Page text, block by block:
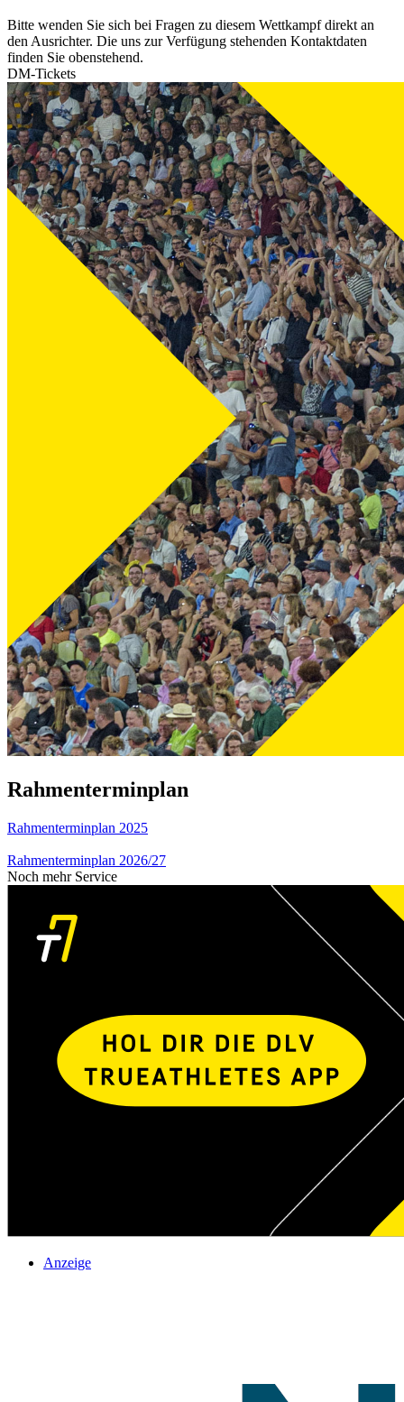
Bitte wenden Sie sich bei Fragen zu diesem Wettkampf direkt an
den Ausrichter. Die uns zur Verfügung stehenden Kontaktdaten
finden Sie obenstehend.
DM-Tickets
Rahmenterminplan
Rahmenterminplan 2025
Rahmenterminplan 2026/27
Noch mehr Service
Anzeige